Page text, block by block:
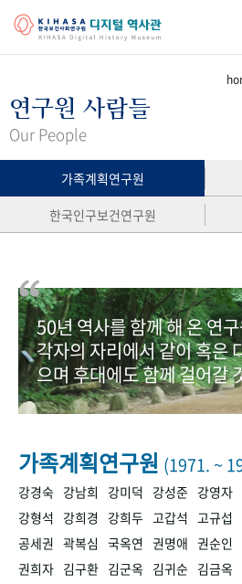
걸어온 길 기관 변천사
연구 역사
정책과 연구 키워드로 보는 연구 역사
간행물 변천사
기록물 아카이브
사진 아카이브 문서 기록물 행정
50+1주년 기념
+1
VR 역사관
연구원 사람들
Our People
가족계획연구원
한국인구보건연구원
50년 역사를 함께 해 온 연
각자의 자리에서 같이 혹은
으며 후대에도 함께 걸어갈
가족계획연구원 (1971. ~
강경숙 강남희 강미덕 강성준 강영자
강형석
강희경 강희두 고갑석 고규섭
공세권 곽복심 국옥연 권명애 권순인
권희자 김구환 김군옥 김귀순 김금옥